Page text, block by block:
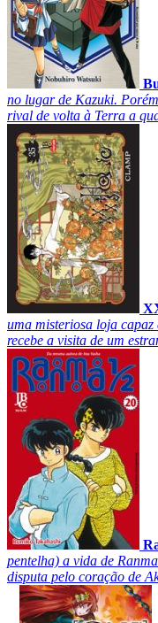
no lugar de Kazuki.
rival de volta à Terra a
uma misteriosa loja capaz
recebe a visita de um
pentelha) a vida de
disputa pelo coração de